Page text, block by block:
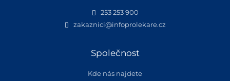
253 253 900
zakaznici@infoprolekare.cz
Společnost
Kde nás najdete